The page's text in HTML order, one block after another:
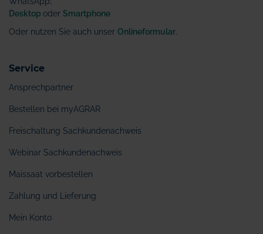
Desktop oder Smartphone
Oder nutzen Sie auch unser Onlineformular
Service
Ansprechpartner
Bestellen bei myAGRAR
Freischaltung Sachkundenachweis
Webinar Sachkundenachweis
Maissaat vorbestellen
Zahlung und Lieferung
Mein Konto